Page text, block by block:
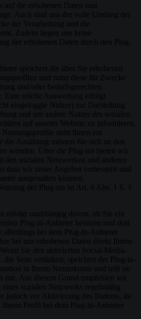
die erhobenen Daten und
Auch sind uns der volle Umfang der
der Verarbeitung und die
Zudem liegen uns keine
der erhobenen Daten durch den Plug-
speichert die über Sie erhobenen
und nutzt diese für Zwecke
und/oder bedarfsgerechten
Eine solche Auswertung erfolgt
eingeloggte Nutzer) zur Darstellung
und um andere Nutzer des sozialen
auf unserer Website zu informieren.
steht Ihnen ein
Ausübung müssen Sie sich an den
wenden. Über die Plug-ins bieten wir
sozialen Netzwerken und anderen
dass wir unser Angebot verbessern und
ausgestalten können.
der Plug-ins ist Art. 6 Abs. 1 S. 1
erfolgt unabhängig davon, ob Sie ein
Plug-in-Anbieter besitzen und dort
allerdings bei dem Plug-in-Anbieter
bei uns erhobenen Daten direkt Ihrem
Sie den aktivierten Social-Media-
die Seite verlinken, speichert der Plug-in-
in Ihrem Nutzerkonto und teilt sie
Aus diesem Grund empfehlen wir
sozialen Netzwerks regelmäßig
jedoch vor Aktivierung des Buttons, da
Profil bei dem Plug-in-Anbieter